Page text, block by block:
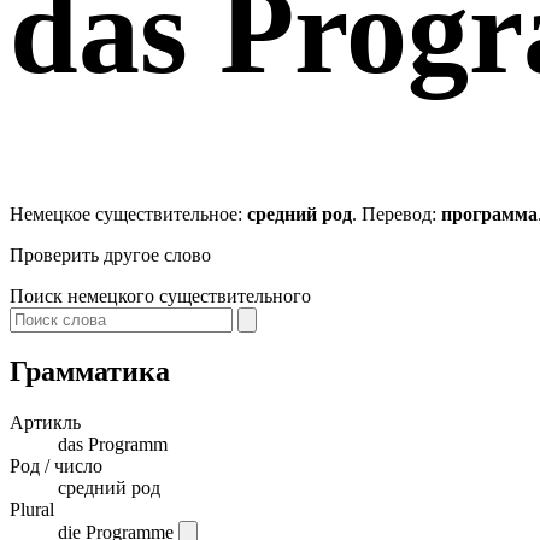
das
Немецкое существительное: средний род. Перевод: программа.
Проверить другое слово
Поиск немецкого существительного
Грамматика
Артикль
das Programm
Род / число
средний род
Plural
die Programme